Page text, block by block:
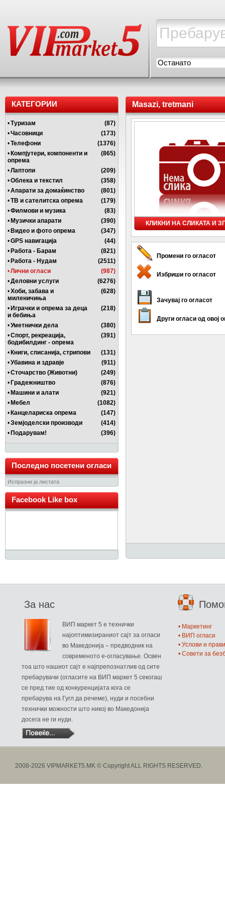
Останато
КАТЕГОРИИ
•Туризам
(87)
•Часовници
(173)
•Телефони
(1376)
• Компјутери, компоненти и
опрема
(865)
•Лаптопи
(209)
•Облека и текстил
(358)
•Апарати за домаќинство
(801)
•ТВ и сателитска опрема
(179)
•Филмови и музика
(83)
• Музички апарати
(390)
• Видео и фото опрема
(347)
•GPS навигација
(44)
• Работа - Барам
(821)
• Работа - Нудам
(2511)
•Лични огласи
(987)
•Деловни услуги
(6276)
•Хоби, забава и
миленичиња
(628)
• Играчки и опрема за деца
и бебиња
(218)
•Уметнички дела
(380)
•Спорт, рекреација,
бодибилдинг - опрема
(391)
• Книги, списанија, стрипови
(131)
•Убавина и здравје
(911)
•Сточарство (Животни)
(249)
• Градежништво
(876)
• Машини и алати
(921)
• Мебел
(1082)
• Канцелариска опрема
(147)
•Земјоделски производи
(414)
• Подарувам! (396)
Последно посетени огласи
Испразни ја листата
Facebook Like box
Masazi, tretmani
КЛИКНИ НА СЛИКАТА И
Промени го огласот
Избриши го огласот
Зачувај го огласот
Други огласи од овој
За нас
ВИП маркет 5 е технички
најоптимизираниот сајт за огласи
во Македонија – предводник на
современото е-огласување. Освен
тоа што нашиот сајт е најпрепознатлив од сите
пребарувачи (огласите на ВИП маркет 5 секогаш
се пред тие од конкуренцијата кога се
пребарува на Гугл да речеме), нуди и посебни
технички можности што никој во Македонија
досега не ги нуди.
• Маркетинг
• ВИП огласи
• Услови и
• Совети за
2008-2026 VIPMARKET5.MK © Copyright ALL RIGHTS RESERVED.